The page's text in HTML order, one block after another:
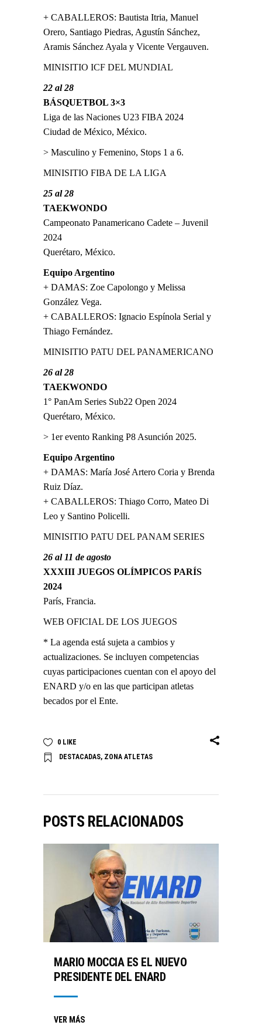
+ CABALLEROS: Bautista Itria, Manuel
Orero, Santiago Piedras, Agustín Sánchez,
Aramis Sánchez Ayala y Vicente Vergauven.
MINISITIO ICF DEL MUNDIAL
22 al 28
BÁSQUETBOL 3×3
Liga de las Naciones U23 FIBA 2024
Ciudad de México, México.
> Masculino y Femenino, Stops 1 a 6.
MINISITIO FIBA DE LA LIGA
25 al 28
TAEKWONDO
Campeonato Panamericano Cadete – Juvenil
2024
Querétaro, México.
Equipo Argentino
+ DAMAS: Zoe Capolongo y Melissa
González Vega.
+ CABALLEROS: Ignacio Espínola Serial y
Thiago Fernández.
MINISITIO PATU DEL PANAMERICANO
26 al 28
TAEKWONDO
1° PanAm Series Sub22 Open 2024
Querétaro, México.
> 1er evento Ranking P8 Asunción 2025.
Equipo Argentino
+ DAMAS: María José Artero Coria y Brenda
Ruiz Díaz.
+ CABALLEROS: Thiago Corro, Mateo Di
Leo y Santino Policelli.
MINISITIO PATU DEL PANAM SERIES
26 al 11 de agosto
XXXIII JUEGOS OLÍMPICOS PARÍS
2024
París, Francia.
WEB OFICIAL DE LOS JUEGOS
* La agenda está sujeta a cambios y
actualizaciones. Se incluyen competencias
cuyas participaciones cuentan con el apoyo del
ENARD y/o en las que participan atletas
becados por el Ente.
0 LIKE
DESTACADAS, ZONA ATLETAS
POSTS RELACIONADOS
MARIO MOCCIA ES EL NUEVO
PRESIDENTE DEL ENARD
VER MÁS